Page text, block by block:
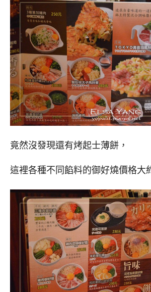
竟然沒發現還有烤起士薄餅，
這裡各種不同餡料的御好燒價格大